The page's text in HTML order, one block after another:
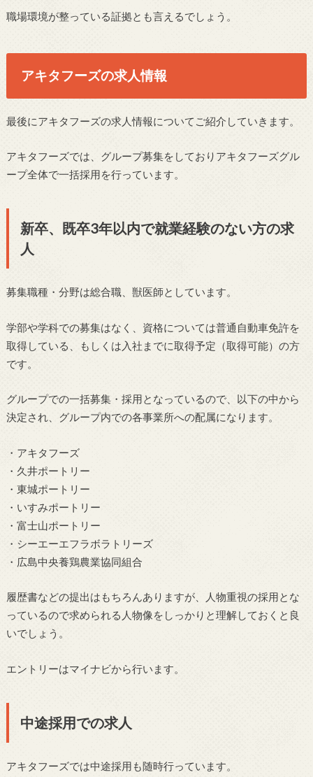
職場環境が整っている証拠とも言えるでしょう。
アキタフーズの求人情報
最後にアキタフーズの求人情報についてご紹介していきます。
アキタフーズでは、グループ募集をしておりアキタフーズグル
ープ全体で一括採用を行っています。
新卒、既卒3年以内で就業経験のない方の求
人
募集職種・分野は総合職、獣医師としています。
学部や学科での募集はなく、資格については普通自動車免許を
取得している、もしくは入社までに取得予定（取得可能）の方
です。
グループでの一括募集・採用となっているので、以下の中から
決定され、グループ内での各事業所への配属になります。
・アキタフーズ
・久井ポートリー
・東城ポートリー
・いすみポートリー
・富士山ポートリー
・シーエーエフラボラトリーズ
・広島中央養鶏農業協同組合
履歴書などの提出はもちろんありますが、人物重視の採用とな
っているので求められる人物像をしっかりと理解しておくと良
いでしょう。
エントリーはマイナビから行います。
中途採用での求人
アキタフーズでは中途採用も随時行っています。